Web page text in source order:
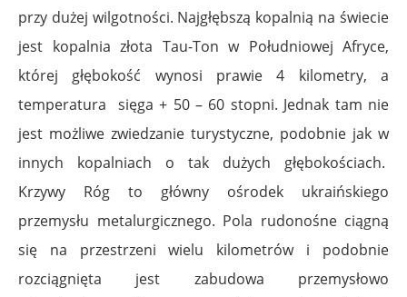
przy dużej wilgotności. Najgłębszą kopalnią na świecie
jest kopalnia złota Tau-Ton w Południowej Afryce,
której głębokość wynosi prawie 4 kilometry, a
temperatura sięga + 50 – 60 stopni. Jednak tam nie
jest możliwe zwiedzanie turystyczne, podobnie jak w
innych kopalniach o tak dużych głębokościach.
Krzywy Róg to główny ośrodek ukraińskiego
przemysłu metalurgicznego. Pola rudonośne ciągną
się na przestrzeni wielu kilometrów i podobnie
rozciągnięta jest zabudowa przemysłowo